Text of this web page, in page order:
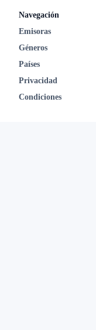
Navegación
Emisoras
Géneros
Países
Privacidad
Condiciones